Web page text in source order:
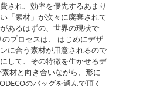
され、効率を優先するあまり
「素材」が次々に廃棄されて
あるはずの、世界の現状で
プロセスは、 はじめにデザ
に合う素材が用意されるので
して、その特徴を生かせるデ
材と向き合いながら、形に
のバッグを選んで頂く